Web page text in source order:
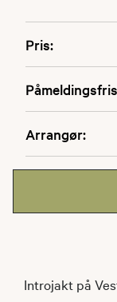
Pris:
Arrangør:
Introjakt på